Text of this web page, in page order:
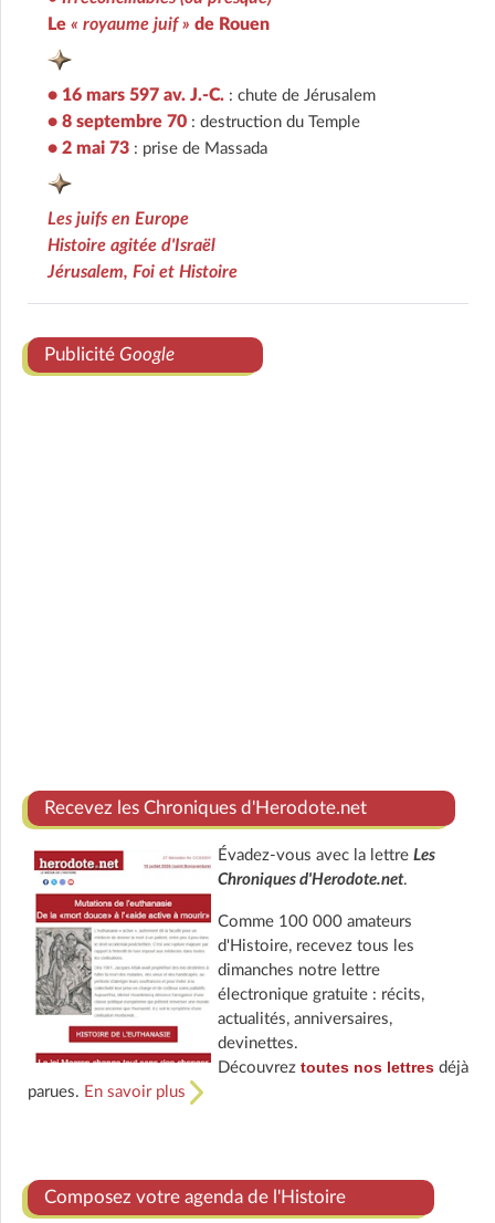
Le « royaume juif » de Rouen
• 16 mars 597 av. J.-C. : chute de Jérusalem
• 8 septembre 70 : destruction du Temple
• 2 mai 73 : prise de Massada
Les juifs en Europe
Histoire agitée d'Israël
Jérusalem, Foi et Histoire
Publicité Google
Recevez les Chroniques d'Herodote.net
Évadez-vous avec la lettre Les
Chroniques d'Herodote.net.
Comme 100 000 amateurs
d'Histoire, recevez tous les
dimanches notre lettre
électronique gratuite : récits,
actualités, anniversaires,
devinettes.
Découvrez toutes nos lettresdéjà
parues. En savoir plus
Composez votre agenda de l'Histoire